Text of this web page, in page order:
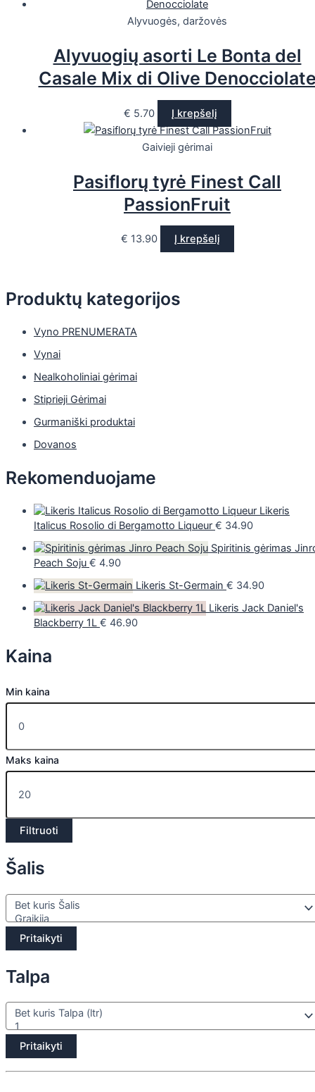
Produktų kategorijos
Vyno PRENUMERATA
Vynai
Nealkoholiniai gėrimai
Stiprieji Gėrimai
Gurmaniški produktai
Dovanos
Rekomenduojame
Likeris
Italicus Rosolio di Bergamotto Liqueur € 34.90
Spiritinis gėrimas
Peach Soju € 4.90
Likeris St-Germain € 34.90
Likeris Jack Daniel's
Blackberry 1L € 46.90
Kaina
Min kaina
Maks kaina
Filtruoti
Šalis
Pritaikyti
Talpa
Pritaikyti
Alyvuogės, daržovės
Alyvuogių asorti Le Bonta del
Casale Mix di Olive
€ 5.70 Į krepšelį
Gaivieji gėrimai
Pasiflorų tyrė Finest Call
PassionFruit
€ 13.90 Į krepšelį